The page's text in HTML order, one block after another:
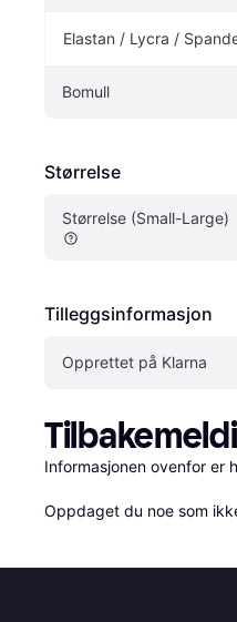
Elastan / Lycra /
Bomull
Størrelse
Størrelse (Small-Large)
Tilleggsinformasjon
Opprettet på Klarna
Informasjonen ovenfor er
Oppdaget du noe som